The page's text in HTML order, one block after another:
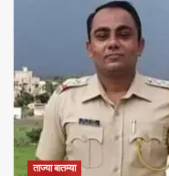
ताज्या बातम्या